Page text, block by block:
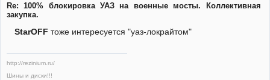
Re: 100% блокировка УАЗ на военные мосты. Коллективная
закупка.
StarOFF тоже интересуется "уаз-локрайтом"
http://rezinium.ru/
Шины и диски!!!